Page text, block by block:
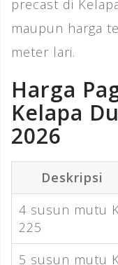
precast di
maupun harga
meter lari.
Harga
Kelapa
2026
Deskripsi
4 susun mutu
225
5 susun mutu